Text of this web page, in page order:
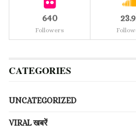
640
Followers
CATEGORIES
UNCATEGORIZED
VIRAL खबरें